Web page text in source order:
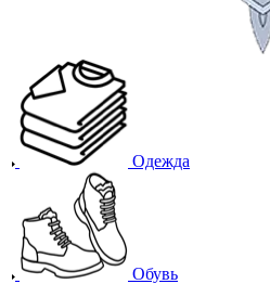
Одежда
Обувь